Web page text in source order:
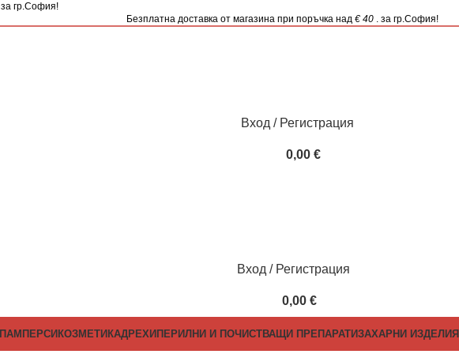
за гр.София!
Безплатна доставка от магазина при поръчка над € 40 . за гр.София!
Вход / Регистрация
0,00 €
Вход / Регистрация
0,00 €
ПАМПЕРСИ КОЗМЕТИКАДРЕХИ ПЕРИЛНИ И ПОЧИСТВАЩИ ПРЕПАРАТИЗАХАРНИ ИЗДЕЛИЯ